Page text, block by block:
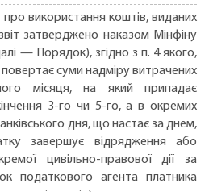
про використання коштів, виданих
затверджено наказом Мінфіну
— Порядок), згідно з п. 4 якого,
суми надміру витрачених
місяця, на який припадає
3-го чи 5-го, а в окремих
дня, що настає за днем,
завершує відрядження або
цивільно-правової дії за
податкового агента платника